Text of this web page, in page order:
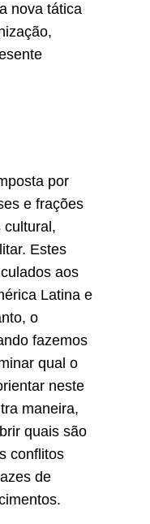
nova tática
por
e frações
cultural,
Estes
aos
Latina e
o
fazemos
qual o
neste
maneira,
quais são
conflitos
de